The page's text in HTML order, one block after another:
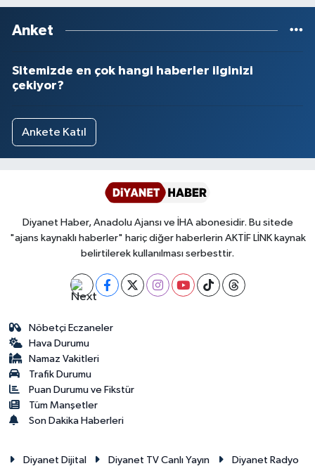
Anket
Sitemizde en çok hangi haberler ilginizi
çekiyor?
Ankete Katıl
Diyanet Haber, Anadolu Ajansı ve İHA abonesidir. Bu sitede
"ajans kaynaklı haberler" hariç diğer haberlerin AKTİF LİNK kaynak
belirtilerek kullanılması serbesttir.
Nöbetçi Eczaneler
Hava Durumu
Namaz Vakitleri
Trafik Durumu
Puan Durumu ve Fikstür
Tüm Manşetler
Son Dakika Haberleri
Diyanet Dijital Diyanet TV Canlı Yayın Diyanet Radyo